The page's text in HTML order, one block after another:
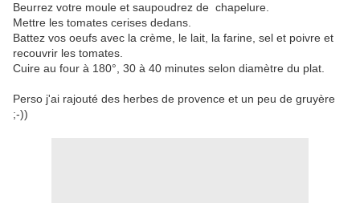
Beurrez votre moule et saupoudrez de chapelure.
Mettre les tomates cerises dedans.
Battez vos oeufs avec la crème, le lait, la farine, sel et poivre et
recouvrir les tomates.
Cuire au four à 180°, 30 à 40 minutes selon diamètre du plat.
Perso j'ai rajouté des herbes de provence et un peu de gruyère
;-))